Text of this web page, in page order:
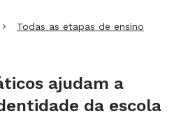
Todas as etapas de ensino
ajudam a
da escola